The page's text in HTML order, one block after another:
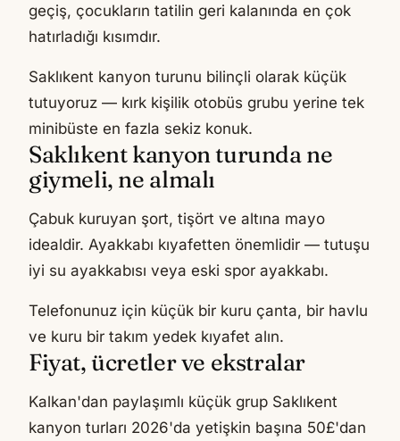
geçiş, çocukların tatilin geri kalanında en çok
hatırladığı kısımdır.
Saklıkent kanyon turunu bilinçli olarak küçük
tutuyoruz — kırk kişilik otobüs grubu yerine tek
minibüste en fazla sekiz konuk.
Saklıkent kanyon turunda ne
giymeli, ne almalı
Çabuk kuruyan şort, tişört ve altına mayo
idealdir. Ayakkabı kıyafetten önemlidir — tutuşu
iyi su ayakkabısı veya eski spor ayakkabı.
Telefonunuz için küçük bir kuru çanta, bir havlu
ve kuru bir takım yedek kıyafet alın.
Fiyat, ücretler ve ekstralar
Kalkan'dan paylaşımlı küçük grup Saklıkent
kanyon turları 2026'da yetişkin başına 50£'dan